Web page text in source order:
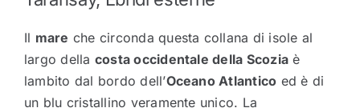
Il mare che circonda questa collana di isole al
largo della costa occidentale della Scozia è
lambito dal bordo dell’Oceano Atlantico ed è di
un blu cristallino veramente unico. La